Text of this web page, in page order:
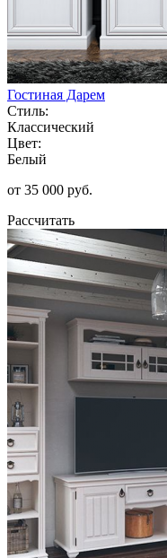
Гостиная Дарем
Стиль:
Классический
Цвет:
Белый
от 35 000 руб.
Рассчитать